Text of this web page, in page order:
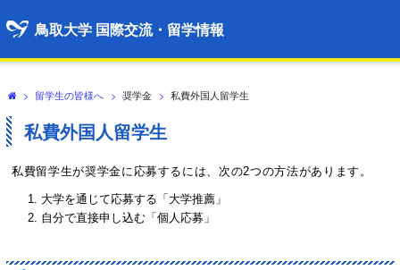
鳥取大学 国際交流・留学情報
> 留学生の皆様へ > 奨学金 > 私費外国人留学生
私費外国人留学生
私費留学生が奨学金に応募するには、次の2つの方法があります。
大学を通じて応募する「大学推薦」
自分で直接申し込む「個人応募」